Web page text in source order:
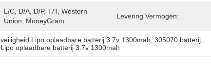
L/C, D/A, D/P, T/T, Western
Union, MoneyGram
Levering Vermogen:
veiligheid Lipo oplaadbare batterij 3.7v 1300mah , 305070 batterij
Lipo oplaadbare batterij 3.7v 1300mah